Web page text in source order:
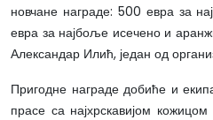
новчане награде: 500 евра за
евра за најбоље исечено и
Александар Илић, један од
Пригодне награде добиће и
прасе са најхрскавијом